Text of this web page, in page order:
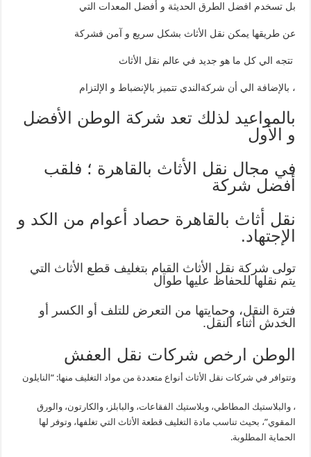
بل تسخدم افضل الطرق الحديثة و أفضل المعدات التي
عن طريقها يمكن نقل الأثاث بشكل سريع و آمن فشركة
تتجه الي كل ما هو جديد في عالم نقل الأثاث
، بالإضافة الي أن شركةالندي تتميز بالإنضباط و الإلتزام
بالمواعيد لذلك تعد شركة الوطن الأفضل
و الأول
في مجال نقل الأثاث بالقاهرة ؛ فلقب
أفضل شركة
نقل أثاث بالقاهرة حصاد أعوام من الكد و
الإجتهاد.
تولى شركة نقل الأثاث القيام بتغليف قطع الأثاث التي
يتم نقلها للحفاظ عليها طوال
فترة النقل، وحمايتها من التعرض للتلف أو الكسر أو
الخدش أثناء النقل.
الوطن ارخص شركات نقل العفش
وتتوافر في شركات نقل الأثاث أنواع متعددة من مواد التغليف منها: “النايلون
، والبلاستيك المطاطي، وبلاستيك الفقاعات، والبابلز، والكارتون، والورق
المقوي”، بحيث تناسب مادة التغليف قطعة الأثاث التي تغلفها، وتوفر لها
الحماية المطلوبة.